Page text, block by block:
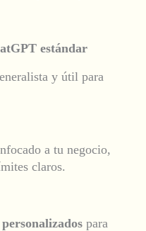
estándar
y útil para
a tu negocio,
claros.
para